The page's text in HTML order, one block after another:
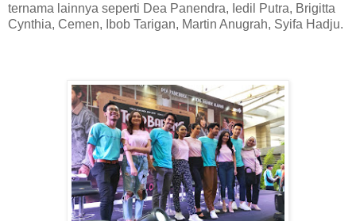
ternama lainnya seperti Dea Panendra, Iedil Putra, Brigitta
Cynthia, Cemen, Ibob Tarigan, Martin Anugrah, Syifa Hadju.